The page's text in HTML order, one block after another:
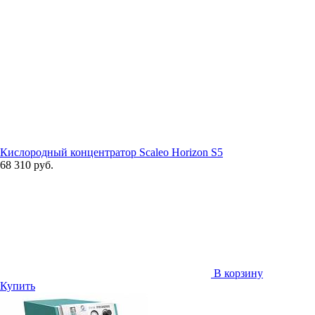
Кислородный концентратор Scaleo Horizon S5
68 310 руб.
В корзину
Купить